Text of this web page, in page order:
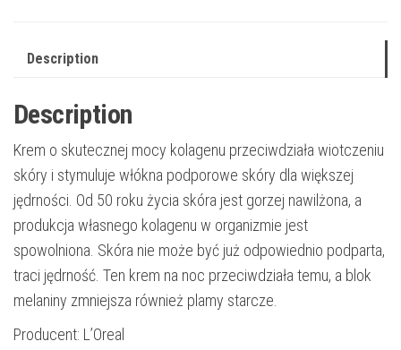
Description
Description
Krem o skutecznej mocy kolagenu przeciwdziała wiotczeniu
skóry i stymuluje włókna podporowe skóry dla większej
jędrności. Od 50 roku życia skóra jest gorzej nawilżona, a
produkcja własnego kolagenu w organizmie jest
spowolniona. Skóra nie może być już odpowiednio podparta,
traci jędrność. Ten krem ​​na noc przeciwdziała temu, a blok
melaniny zmniejsza również plamy starcze.
Producent: L’Oreal